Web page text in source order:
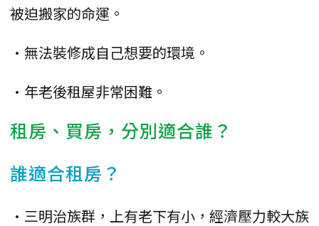
被迫搬家的命運。
•無法裝修成自己想要的環境。
•年老後租屋非常困難。
租房、買房，分別適合誰？
誰適合租房？
•三明治族群，上有老下有小，經濟壓力較大族